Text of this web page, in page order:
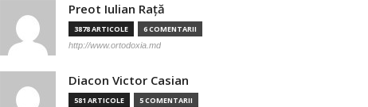
Preot Iulian Raţă
3878 ARTICOLE 6 COMENTARII
http://www.ortodoxia.md
Diacon Victor Casian
581 ARTICOLE 5 COMENTARII